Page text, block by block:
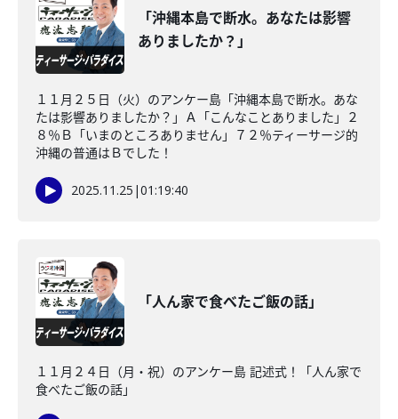
「沖縄本島で断水。あなたは影響
ありましたか？」
１１月２５日（火）のアンケー島「沖縄本島で断水。あな
たは影響ありましたか？」Ａ「こんなことありました」２
８％Ｂ「いまのところありません」７２％ティーサージ的
沖縄の普通はＢでした！
2025.11.25 |01:19:40
「人ん家で食べたご飯の話」
１１月２４日（月・祝）のアンケー島 記述式！「人ん家で
食べたご飯の話」